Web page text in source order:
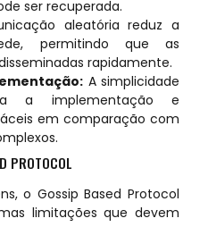
ser recuperada.
aleatória reduz a
permitindo que as
rapidamente.
A simplicidade
a implementação e
em comparação com
PROTOCOL
o Gossip Based Protocol
limitações que devem